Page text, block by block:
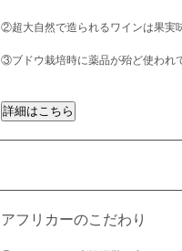
②超大自然で造られるワインは果実
③ブドウ栽培時に薬品が殆ど使われ
アフリカーのこだわり